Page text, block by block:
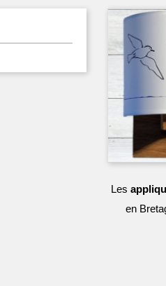
Les
en